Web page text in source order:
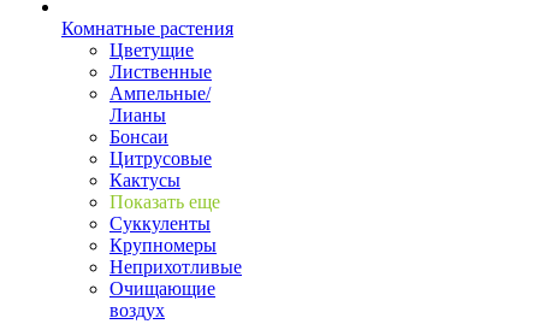
Комнатные растения
Цветущие
Лиственные
Ампельные/
Лианы
Бонсаи
Цитрусовые
Кактусы
Показать еще
Суккуленты
Крупномеры
Неприхотливые
Очищающие
воздух